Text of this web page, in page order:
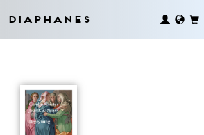
Diaphanes